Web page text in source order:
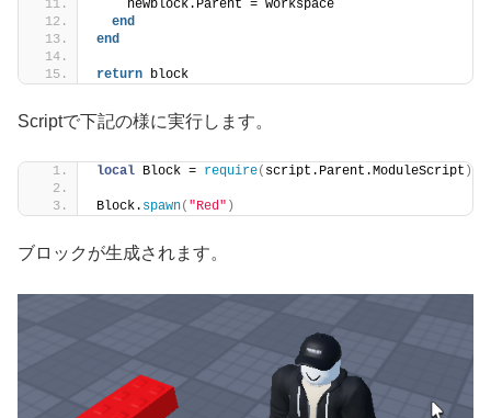
    newblock.Parent = workspace
end
end
return block
Scriptで下記の様に実行します。
local Block = require( script.Parent.ModuleScript )
Block. spawn( "Red" )
ブロックが生成されます。